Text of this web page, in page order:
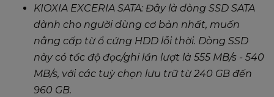
KIOXIA EXCERIA SATA: Đây là dòng SSD SATA
dành cho người dùng cơ bản nhất, muốn
nâng cấp từ ổ cứng HDD lỗi thời. Dòng SSD
này có tốc độ đọc/ghi lần lượt là 555 MB/s - 540
MB/s, với các tuỳ chọn lưu trữ từ 240 GB đến
960 GB.